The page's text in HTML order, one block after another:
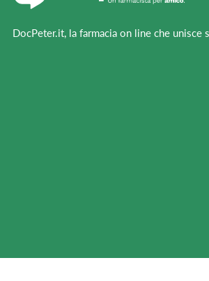
DocPeter.it, la farmacia on line che unisce